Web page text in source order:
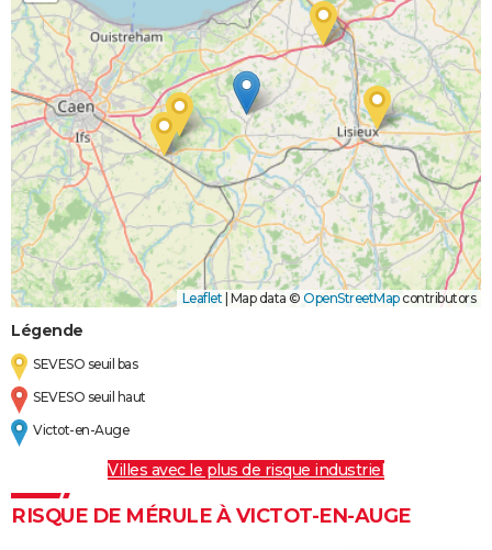
Leaflet Map data © OpenStreetMapcontributors
Légende
SEVESO seuil bas
SEVESO seuil haut
Victot-en-Auge
Villes avec le plus de risque industriel
RISQUE DE MÉRULE À VICTOT-EN-AUGE